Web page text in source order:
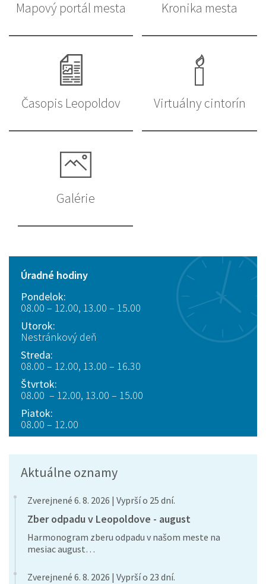
Mapový portál mesta Kronika mesta
Časopis Leopoldov Virtuálny cintorín
Galérie
Úradné hodiny
Pondelok:
08.00 – 12.00, 13.00 – 15.00
Utorok:
Nestránkový deň
Streda:
08.00 – 12.00, 13.00 – 16.30
Štvrtok:
08.00 – 12.00, 13.00 – 15.00
Piatok:
08.00 – 12.00
Aktuálne oznamy
Zverejnené 6. 8. 2026 | Vyprší o 25 dní.
Zber odpadu v Leopoldove - august
Harmonogram zberu odpadu v našom meste na
mesiac august…
Zverejnené 6. 8. 2026 | Vyprší o 23 dní.